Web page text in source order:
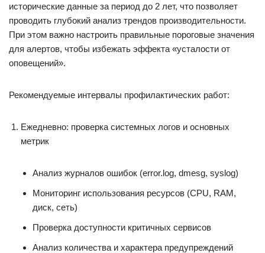
исторические данные за период до 2 лет, что позволяет
проводить глубокий анализ трендов производительности.
При этом важно настроить правильные пороговые значения
для алертов, чтобы избежать эффекта «усталости от
оповещений».
Рекомендуемые интервалы профилактических работ:
Ежедневно: проверка системных логов и основных
метрик
Анализ журналов ошибок (error.log, dmesg, syslog)
Мониторинг использования ресурсов (CPU, RAM,
диск, сеть)
Проверка доступности критичных сервисов
Анализ количества и характера предупреждений